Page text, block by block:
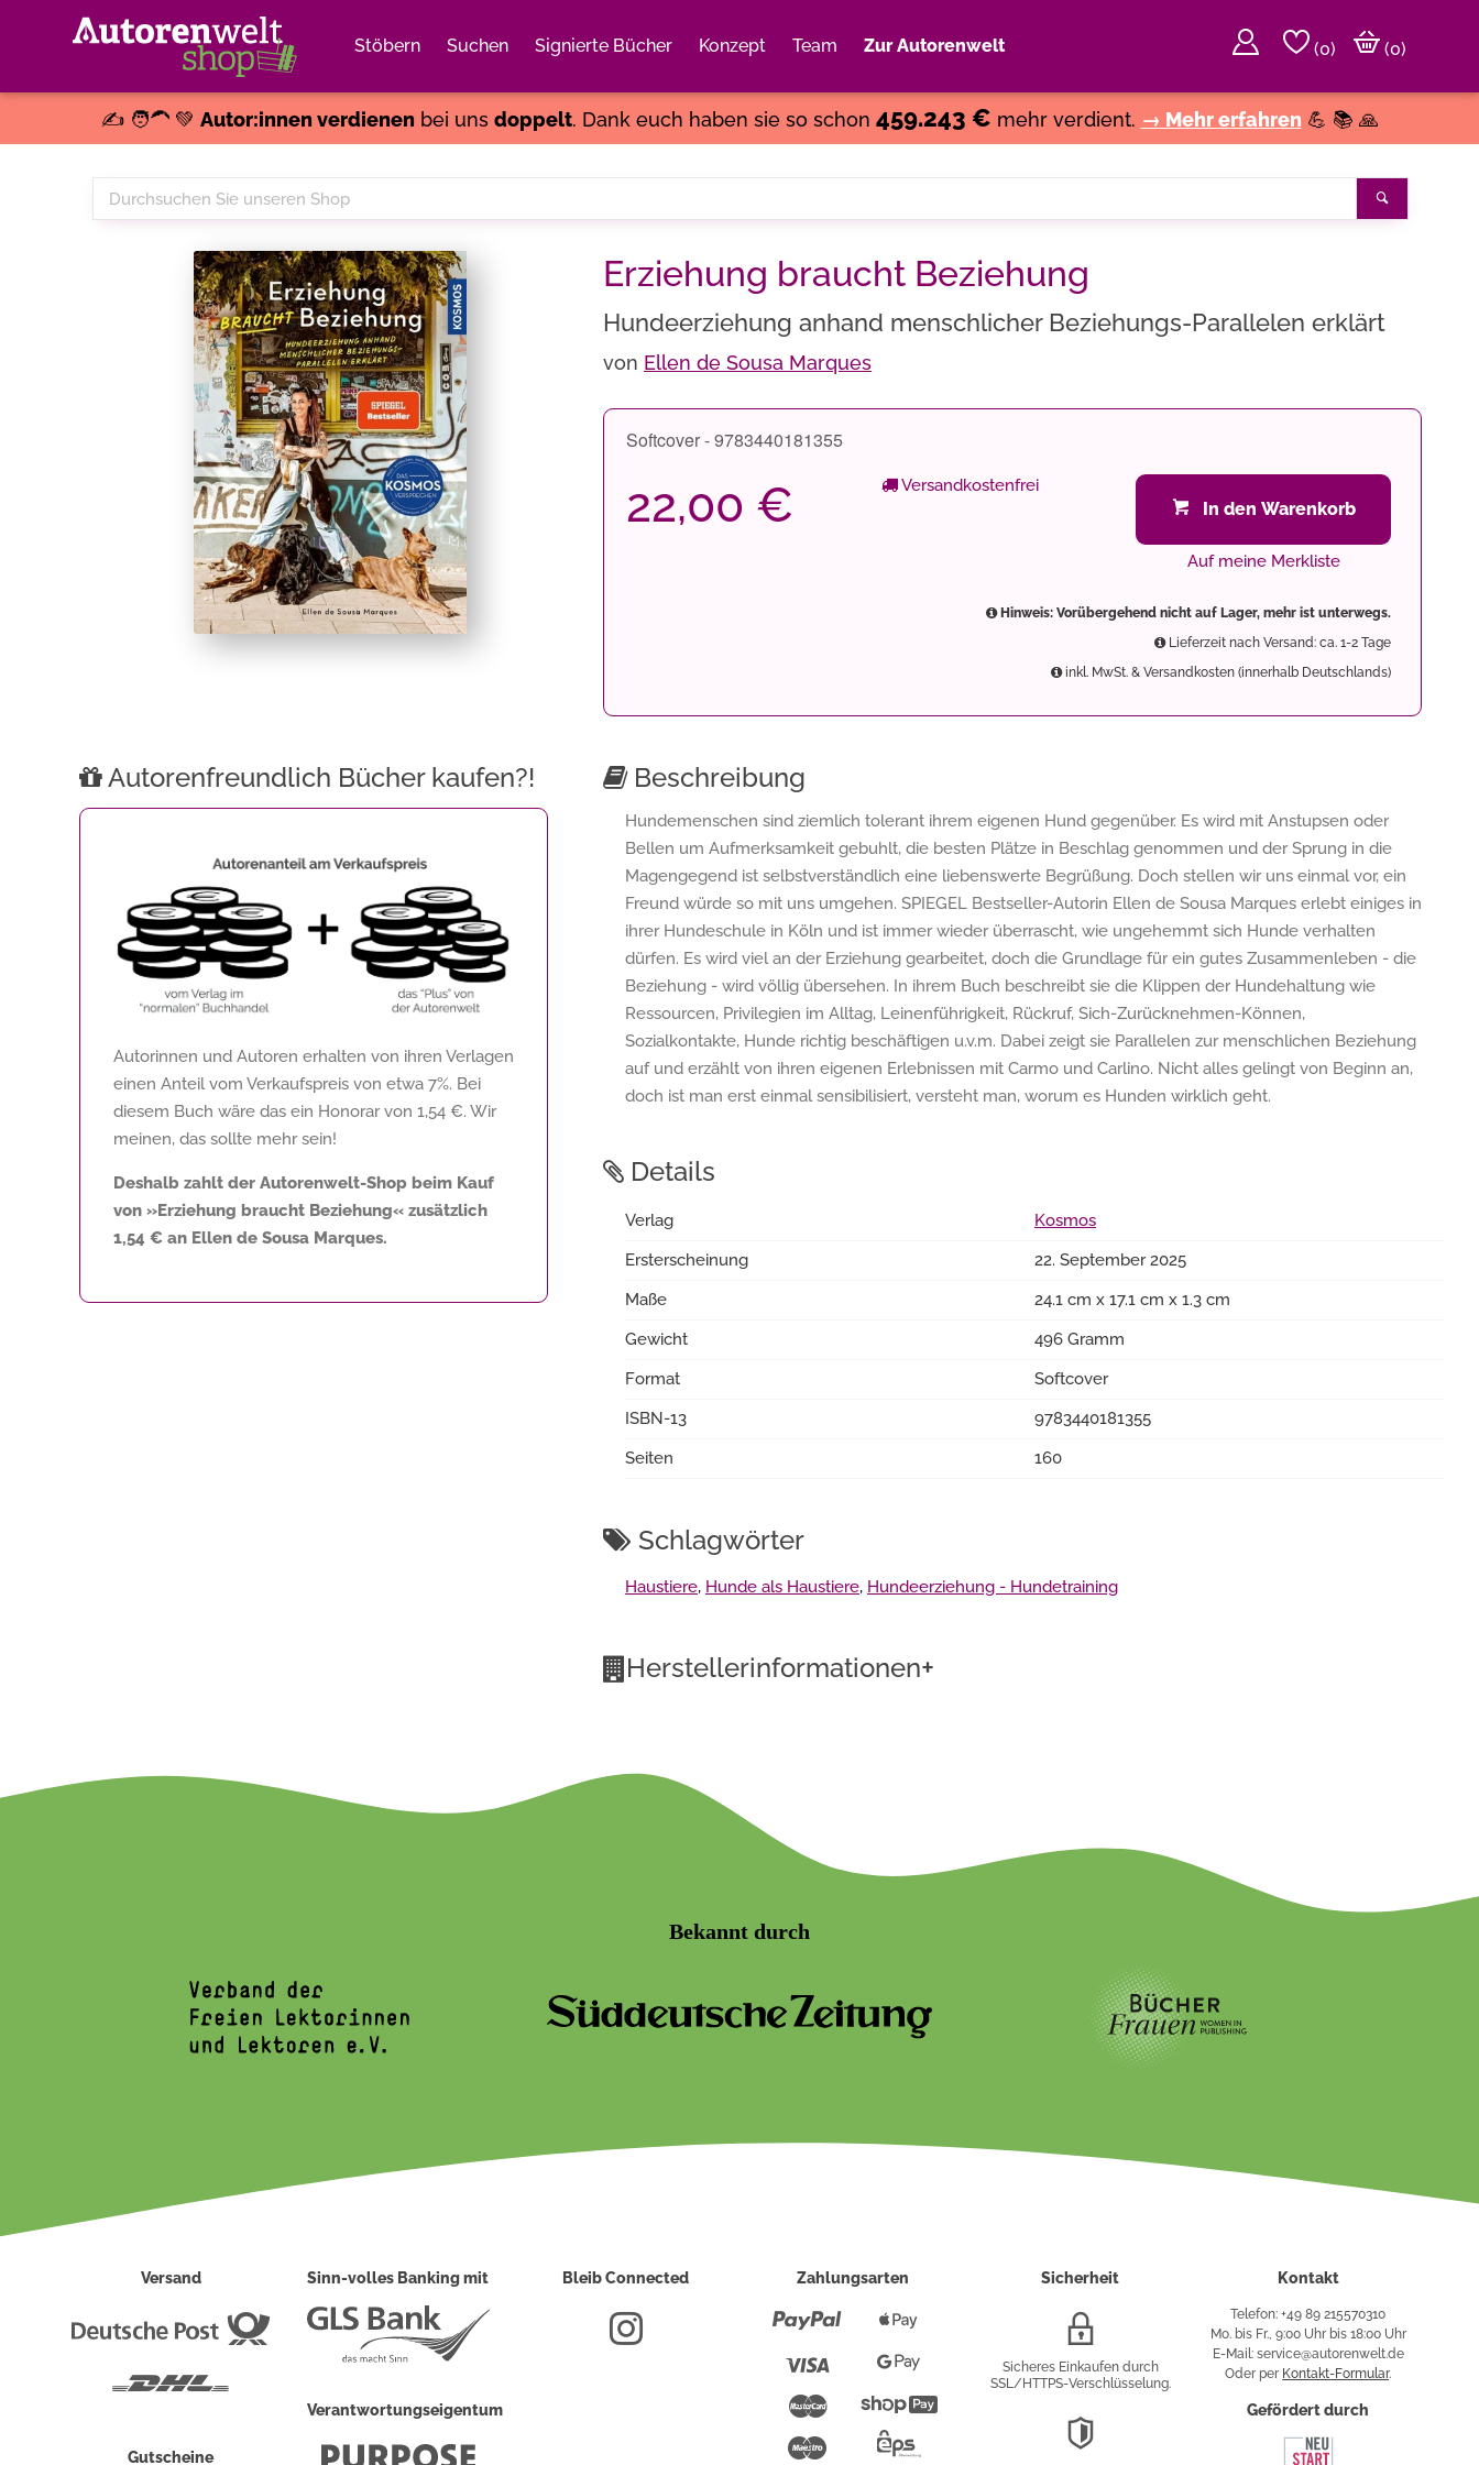
Stöbern Suchen Signierte Bücher Konzept Team Zur Autorenwelt (0)
(0)
✍️ 🧑‍🦱 💚 Autor:innen verdienenbei uns doppelt. Dank euch haben sie so schon 459.243 € mehr verdient. → Mehr erfahren 💪 📚 🙏
Durchsuchen
Sie
Erziehung braucht Beziehung
Hundeerziehung anhand menschlicher Beziehungs-Parallelen erklärt
von Ellen de Sousa Marques
Softcover - 9783440181355
22,00 € Versandkostenfrei
In den Warenkorb
Auf meine Merkliste
Hinweis: Vorübergehend nicht auf Lager, mehr ist unterwegs.
Lieferzeit nach Versand: ca. 1-2 Tage
inkl. MwSt. & Versandkosten (innerhalb Deutschlands)
Autorenfreundlich Bücher kaufen?!
Autorinnen und Autoren erhalten von ihren Verlagen
einen Anteil vom Verkaufspreis von etwa 7%. Bei
diesem Buch wäre das ein Honorar von 1,54 €. Wir
meinen, das sollte mehr sein!
Deshalb zahlt der Autorenwelt-Shop beim Kauf
von »Erziehung braucht Beziehung« zusätzlich
1,54 € an Ellen de Sousa Marques.
Beschreibung
Hundemenschen sind ziemlich tolerant ihrem eigenen Hund gegenüber. Es wird mit Anstupsen oder
Bellen um Aufmerksamkeit gebuhlt, die besten Plätze in Beschlag genommen und der Sprung in die
Magengegend ist selbstverständlich eine liebenswerte Begrüßung. Doch stellen wir uns einmal vor, ein
Freund würde so mit uns umgehen. SPIEGEL Bestseller-Autorin Ellen de Sousa Marques erlebt einiges in
ihrer Hundeschule in Köln und ist immer wieder überrascht, wie ungehemmt sich Hunde verhalten
dürfen. Es wird viel an der Erziehung gearbeitet, doch die Grundlage für ein gutes Zusammenleben - die
Beziehung - wird völlig übersehen. In ihrem Buch beschreibt sie die Klippen der Hundehaltung wie
Ressourcen, Privilegien im Alltag, Leinenführigkeit, Rückruf, Sich-Zurücknehmen-Können,
Sozialkontakte, Hunde richtig beschäftigen u.v.m. Dabei zeigt sie Parallelen zur menschlichen Beziehung
auf und erzählt von ihren eigenen Erlebnissen mit Carmo und Carlino. Nicht alles gelingt von Beginn an,
doch ist man erst einmal sensibilisiert, versteht man, worum es Hunden wirklich geht.
Details
Verlag
Kosmos
Ersterscheinung
22. September 2025
Maße
24.1 cm x 17.1 cm x 1.3 cm
Gewicht
496 Gramm
Format
Softcover
ISBN-13
9783440181355
Seiten
160
Schlagwörter
Haustiere, Hunde als Haustiere, Hundeerziehung - Hundetraining
Herstellerinformationen+
Bekannt durch
Versand
Deutsche
Gutscheine
Sinn-volles Banking mit
Verantwortungseigentum
Bleib Connected Zahlungsarten
Paypal
Mastercard
Maestro
Pay
PayShopify
Sicherheit
Verschlüsselung
Sicheres Einkaufen durch
SSL/HTTPS-Verschlüsselung.
Kontakt
Telefon: +49 89 215570310
Mo. bis Fr., 9:00 Uhr bis 18:00 Uhr
E-Mail: service@autorenwelt.de
Oder per Kontakt-Formular.
Gefördert durch